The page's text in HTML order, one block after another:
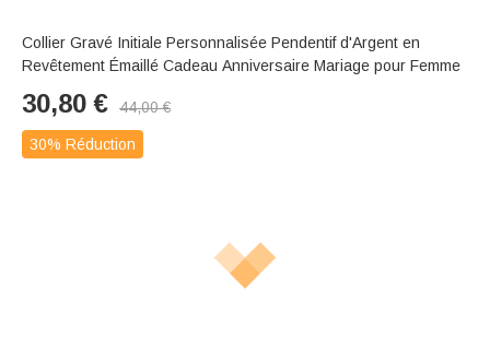
Collier Gravé Initiale Personnalisée Pendentif d'Argent en
Revêtement Émaillé Cadeau Anniversaire Mariage pour Femme
30,80 € 44,00€
30% Réduction